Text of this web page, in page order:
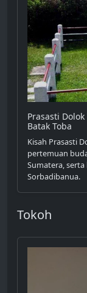
Prasasti
Batak Toba
Kisah Prasasti
pertemuan
Sumatera,
Sorbadibanua.
Tokoh